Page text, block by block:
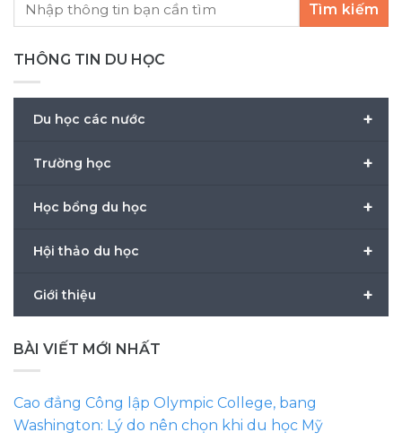
Tìm kiếm
THÔNG TIN DU HỌC
+
Du học các nước
+
Trường học
+
Học bổng du học
+
Hội thảo du học
+
Giới thiệu
BÀI VIẾT MỚI NHẤT
Cao đẳng Công lập Olympic College, bang
Washington: Lý do nên chọn khi du học Mỹ